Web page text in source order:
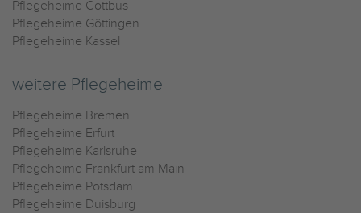
Pflegeheime Cottbus
Pflegeheime Göttingen
Pflegeheime Kassel
weitere Pflegeheime
Pflegeheime Bremen
Pflegeheime Erfurt
Pflegeheime Karlsruhe
Pflegeheime Frankfurt am Main
Pflegeheime Potsdam
Pflegeheime Duisburg